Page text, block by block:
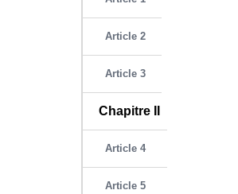
Article 2
Article 3
Chapitre II
Article 4
Article 5